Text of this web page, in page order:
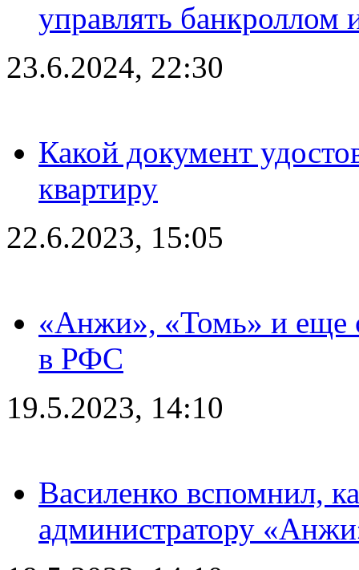
управлять банкроллом
23.6.2024, 22:30
Какой документ
квартиру
22.6.2023, 15:05
«Анжи», «Томь» и еще
в РФС
19.5.2023, 14:10
Василенко вспомнил,
администратору